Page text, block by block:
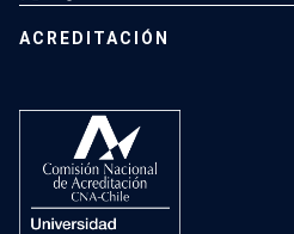
ACREDITACIÓN